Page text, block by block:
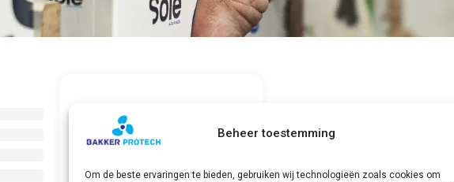
Beheer toestemming
Om de beste ervaringen te bieden, gebruiken wij technologieën zoals cookies om